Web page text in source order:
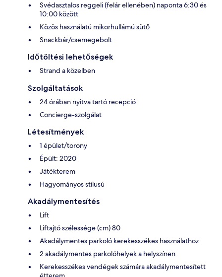
Svédasztalos reggeli (felár ellenében) naponta 6:30 és
10:00 között
Közös használatú mikorhullámú sütő
Snackbár/csemegebolt
Időtöltési lehetőségek
Strand a közelben
Szolgáltatások
24 órában nyitva tartó recepció
Concierge-szolgálat
Létesítmények
1 épület/torony
Épült: 2020
Játékterem
Hagyományos stílusú
Akadálymentesítés
Lift
Liftajtó szélessége (cm) 80
Akadálymentes parkoló kerekesszékes használathoz
2 akadálymentes parkolóhelyek a helyszínen
Kerekesszékes vendégek számára akadálymentesített